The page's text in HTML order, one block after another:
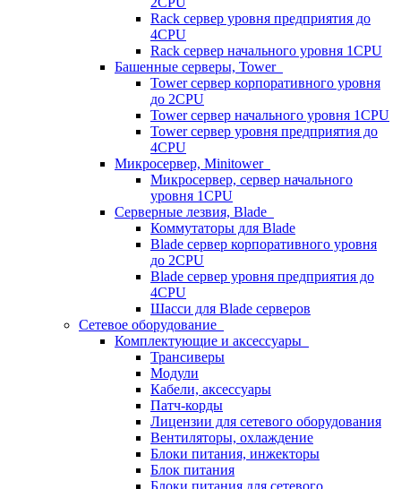
Rack сервер уровня предприятия до
4CPU
Rack сервер начального уровня 1CPU
Башенные серверы, Tower
Tower сервер корпоративного уровня
до 2CPU
Tower сервер начального уровня 1CPU
Tower сервер уровня предприятия до
4CPU
Микросервер, Minitower
Микросервер, сервер начального
уровня 1CPU
Серверные лезвия, Blade
Коммутаторы для Blade
Blade сервер корпоративного уровня
до 2CPU
Blade сервер уровня предприятия до
4CPU
Шасси для Blade серверов
Сетевое оборудование
Комплектующие и аксессуары
Трансиверы
Модули
Кабели, аксессуары
Патч-корды
Лицензии для сетевого оборудования
Вентиляторы, охлаждение
Блоки питания, инжекторы
Блок питания
Блоки питания для сетевого